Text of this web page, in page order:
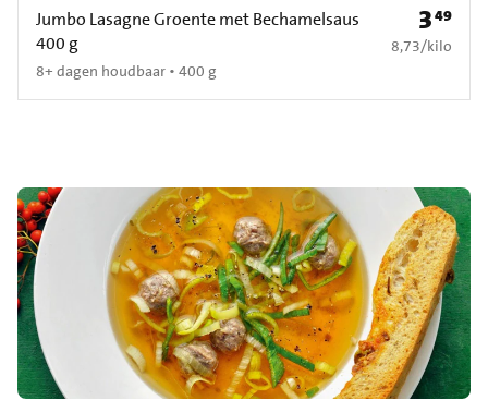
Jumbo Lasagne Groente met Bechamelsaus
400 g
8+ dagen houdbaar • 400 g
Prijs: €
349
€ 8,73 per kilo
8,73/kilo